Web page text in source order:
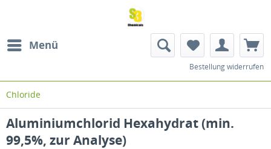
Menü
Bestellung widerrufen
Chloride
Aluminiumchlorid Hexahydrat (min.
99,5%, zur Analyse)